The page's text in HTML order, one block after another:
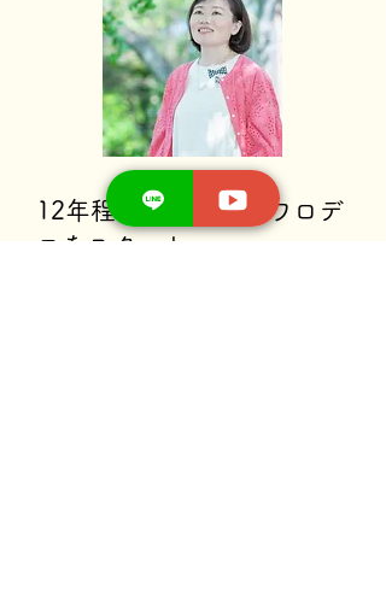
12年程前、趣味でスワロデ
コをスタート。